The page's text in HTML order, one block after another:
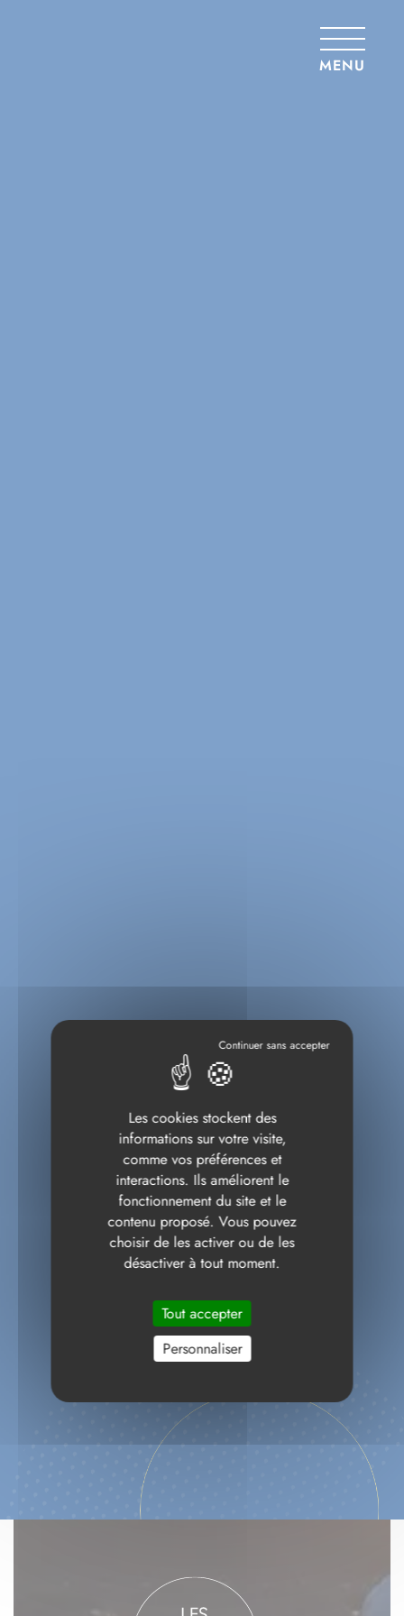
MENU
Les cookies stockent des
informations sur votre visite,
comme vos préférences et
interactions. Ils améliorent le
fonctionnement du site et le
contenu proposé. Vous pouvez
choisir de les activer ou de les
désactiver à tout moment.
Tout accepter
Personnaliser